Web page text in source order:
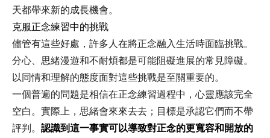
天都帶來新的成長機會。
克服正念練習中的挑戰
儘管有這些好處，許多人在將正念融入生活時面臨挑戰。
分心、思緒漫遊和不耐煩都是可能阻礙進展的常見障礙。
以同情和理解的態度面對這些挑戰是至關重要的。
一個普遍的問題是相信在正念練習過程中，心靈應該完全
空白。實際上，思緒會來來去去；目標是承認它們而不帶
評判。 認識到這一事實可以導致對正念的更寬容和開放的